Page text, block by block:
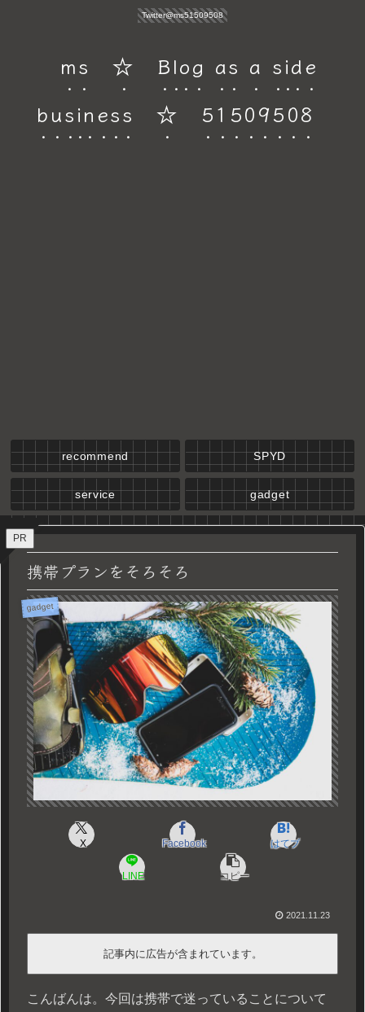
Twitter@ms51509508
ms ☆ Blog as a side
business ☆ 51509508
recommend SPYD
service gadget
PR
携帯プランをそろそろ
gadget
X Facebook はてブ
LINE コピー
2021.11.23
記事内に広告が含まれています。
こんばんは。今回は携帯で迷っていることについて